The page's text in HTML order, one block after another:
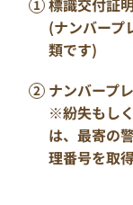
(ナンバープ
類です)
ナンバープ
※紛失もし
は、最寄の
理番号を取